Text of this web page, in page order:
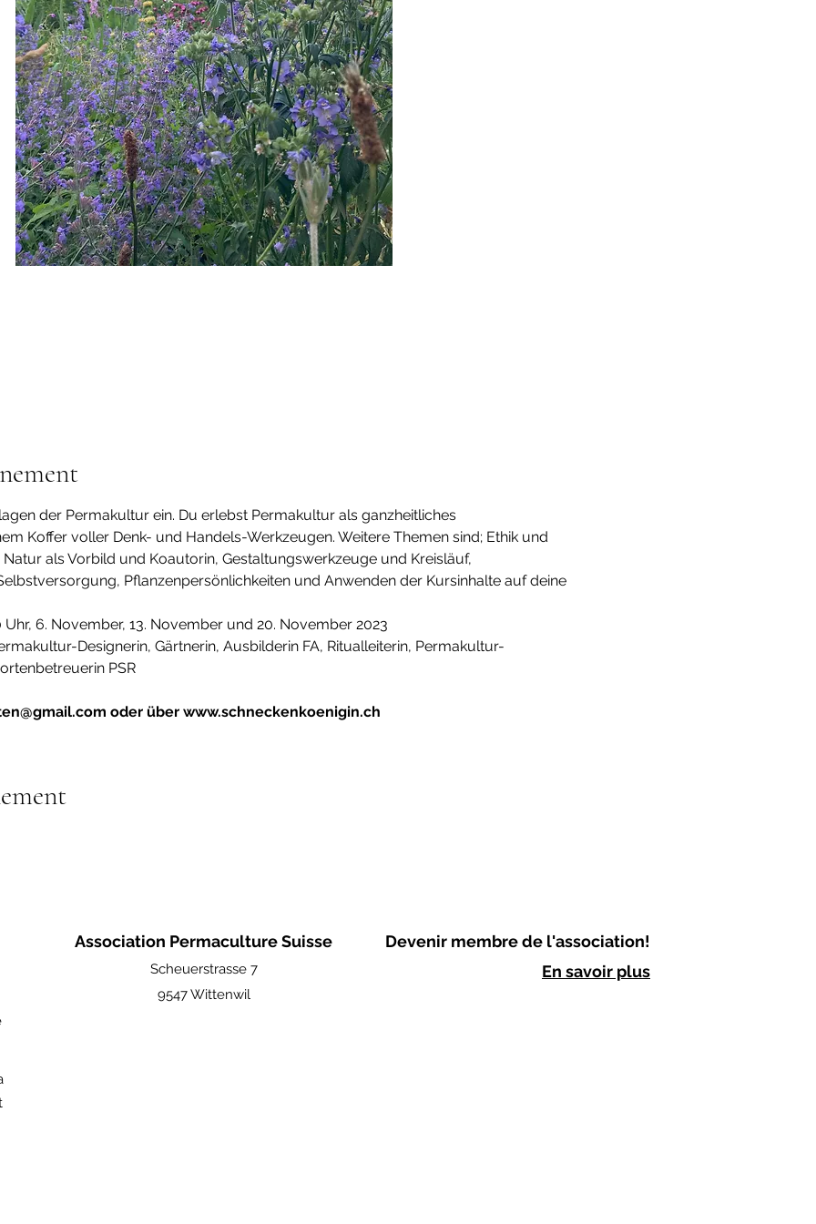
der Permakultur ein. Du erlebst Permakultur als ganzheitliches
Koffer voller Denk- und Handels-Werkzeugen. Weitere Themen sind; Ethik und
als Vorbild und Koautorin, Gestaltungswerkzeuge und Kreisläuf,
Pflanzenpersönlichkeiten und Anwenden der Kursinhalte auf deine
6. November, 13. November und 20. November 2023
Designerin, Gärtnerin, Ausbilderin FA, Ritualleiterin, Permakultur-
PSR
oder über www.schneckenkoenigin.ch
Association Permaculture Suisse
Scheuerstrasse 7
9547 Wittenwil
Devenir membre de l'association!
En savoir plus